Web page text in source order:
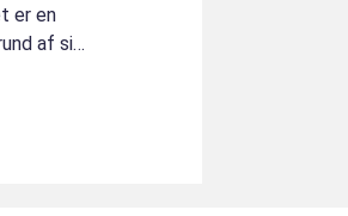
er en
af sin